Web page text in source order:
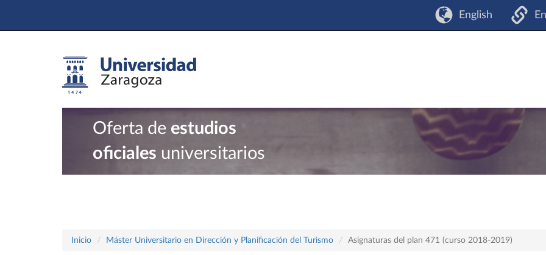
English
Oferta de estudios
oficiales universitarios
Inicio Máster Universitario en Dirección y Planificación del Turismo Asignaturas del plan 471 (curso 2018-2019)